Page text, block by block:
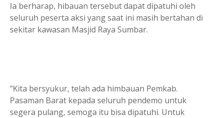
Ia berharap, hibauan tersebut dapat dipatuhi oleh
seluruh peserta aksi yang saat ini masih bertahan di
sekitar kawasan Masjid Raya Sumbar.
"Kita bersyukur, telah ada himbauan Pemkab.
Pasaman Barat kepada seluruh pendemo untuk
segera pulang, semoga itu bisa dipatuhi. Untuk